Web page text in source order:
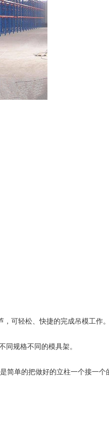
可轻松、快捷的完成吊模工作。
同规格不同的模具架。
单的把做好的立柱一个接一个